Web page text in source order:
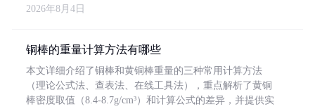
2026年8月4日
铜棒的重量计算方法有哪些
本文详细介绍了铜棒和黄铜棒重量的三种常用计算方法
（理论公式法、查表法、在线工具法），重点解析了黄铜
棒密度取值（8.4-8.7g/cm³）和计算公式的差异，并提供实